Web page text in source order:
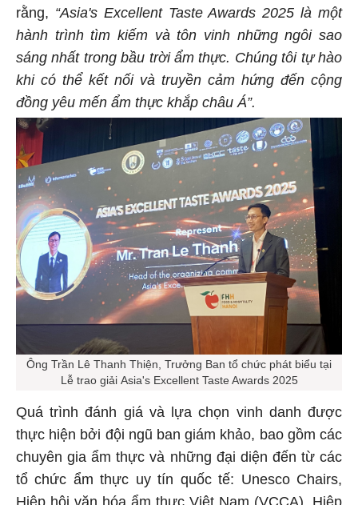
rằng, “Asia's Excellent Taste Awards 2025 là một
hành trình tìm kiếm và tôn vinh những ngôi sao
sáng nhất trong bầu trời ẩm thực. Chúng tôi tự hào
khi có thể kết nối và truyền cảm hứng đến cộng
đồng yêu mến ẩm thực khắp châu Á”.
Ông Trần Lê Thanh Thiện, Trưởng Ban tổ chức phát biểu tại
Lễ trao giải Asia's Excellent Taste Awards 2025
Quá trình đánh giá và lựa chọn vinh danh được
thực hiện bởi đội ngũ ban giám khảo, bao gồm các
chuyên gia ẩm thực và những đại diện đến từ các
tổ chức ẩm thực uy tín quốc tế: Unesco Chairs,